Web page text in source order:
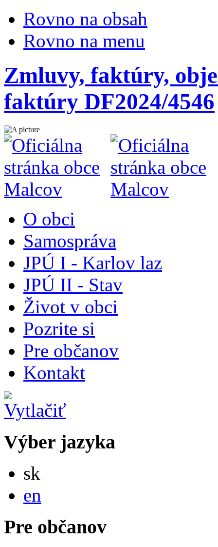
Rovno na obsah
Rovno na menu
Zmluvy, faktúry,
faktúry DF2024/4546
O obci
Samospráva
JPÚ I - Karlov laz
JPÚ II - Stav
Život v obci
Pozrite si
Pre občanov
Kontakt
Výber jazyka
sk
en
Pre občanov